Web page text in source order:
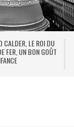
CALDER, LE ROI DU
FER, UN BON GOÛT